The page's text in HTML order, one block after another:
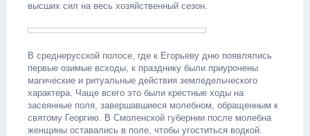
высших сил на весь хозяйственный сезон.
В среднерусской полосе, где к Егорьеву дню появлялись
первые озимые всходы, к празднику были приурочены
магические и ритуальные действия земледельческого
характера. Чаще всего это были крестные ходы на
засеянные поля, завершавшиеся молебном, обращенным к
святому Георгию. В Смоленской губернии после молебна
женщины оставались в поле, чтобы угоститься водкой.